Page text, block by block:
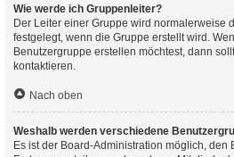
Wie werde ich Gruppenleiter?
Der Leiter einer Gruppe wird normalerweise
festgelegt, wenn die Gruppe erstellt wird.
Benutzergruppe erstellen möchtest, dann
kontaktieren.
Nach oben
Weshalb werden verschiedene
Es ist der Board-Administration möglich,